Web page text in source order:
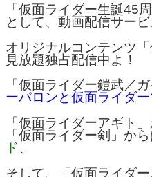
「仮面ライダー生誕45
として、動画配信サー
オリジナルコンテンツ
見放題独占配信中よ！
「仮面ライダー鎧武／
ーバロンと仮面ライダー
「仮面ライダーアギト
「仮面ライダー剣」か
ド、
そして、「仮面ライダ